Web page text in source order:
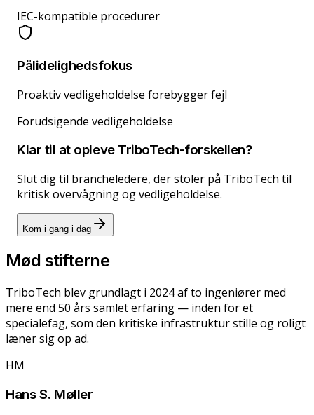
IEC-kompatible procedurer
Pålidelighedsfokus
Proaktiv vedligeholdelse forebygger fejl
Forudsigende vedligeholdelse
Klar til at opleve TriboTech-forskellen?
Slut dig til brancheledere, der stoler på TriboTech til
kritisk overvågning og vedligeholdelse.
Kom i gang i dag
Mød stifterne
TriboTech blev grundlagt i 2024 af to ingeniører med
mere end 50 års samlet erfaring — inden for et
specialefag, som den kritiske infrastruktur stille og roligt
læner sig op ad.
HM
Hans S. Møller